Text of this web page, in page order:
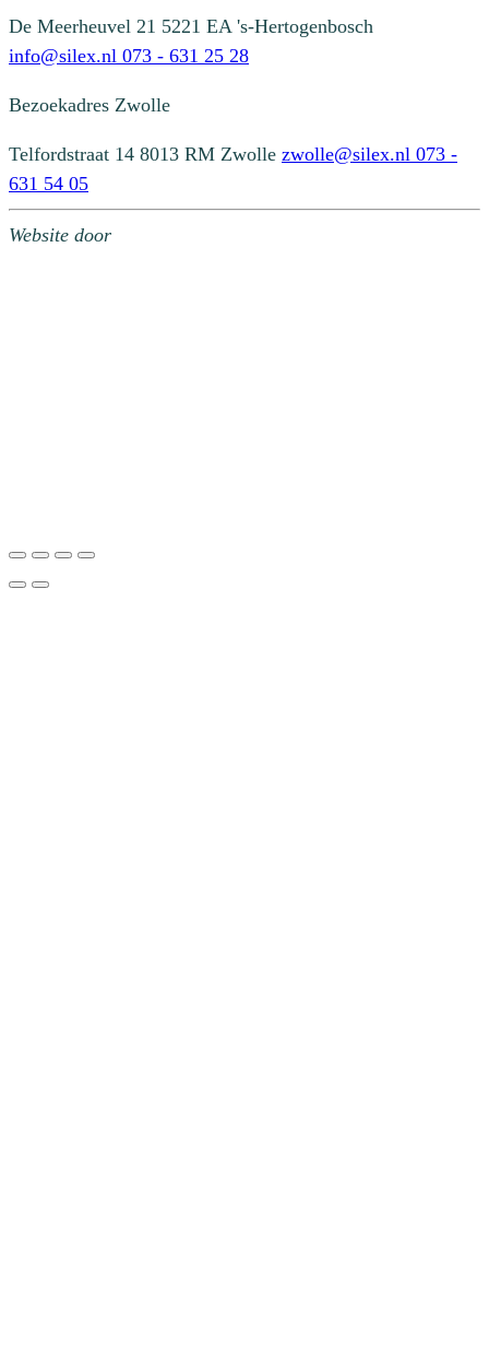
De Meerheuvel 21 5221 EA 's-Hertogenbosch
info@silex.nl 073 - 631 25 28
Bezoekadres Zwolle
Telfordstraat 14 8013 RM Zwolle zwolle@silex.nl 073 -
631 54 05
Website door